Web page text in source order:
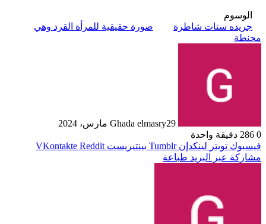
الوسوم
جريده ستات شاطرة
صورة حقيقية للمرأة القرد وهي
محنطة
Ghada elmasry29 مارس، 2024
0
دقيقة واحدة
فيسبوك تويتر لينكدإن بينتيريست
مشاركة عبر البريد طباعة